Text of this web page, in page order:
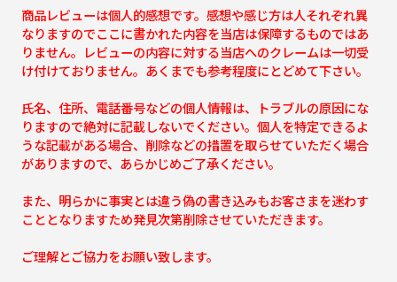
商品レビューは個人的感想です。感想や感じ方は人それぞれ異
なりますのでここに書かれた内容を当店は保障するものではあ
りません。レビューの内容に対する当店へのクレームは一切受
け付けておりません。あくまでも参考程度にとどめて下さい。
氏名、住所、電話番号などの個人情報は、トラブルの原因にな
りますので絶対に記載しないでください。個人を特定できるよ
うな記載がある場合、削除などの措置を取らせていただく場合
がありますので、あらかじめご了承ください。
また、明らかに事実とは違う偽の書き込みもお客さまを迷わす
こととなりますため発見次第削除させていただきます。
ご理解とご協力をお願い致します。